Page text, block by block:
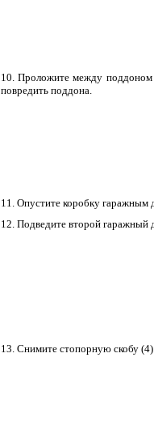
10. Проложите между поддоном
повредить поддона.
11. Опустите коробку гаражным
12. Подведите второй гаражный
13. Снимите стопорную скобу